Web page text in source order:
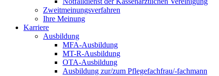
Zweitmeinungsverfahren
Ihre Meinung
Karriere
Ausbildung
MFA-Ausbildung
MT-R-Ausbildung
OTA-Ausbildung
Ausbildung zur/zum Pflegefachfrau/-fachmann